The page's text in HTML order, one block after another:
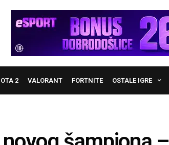
2 VALORANT FORTNITE OSTALE IGRE